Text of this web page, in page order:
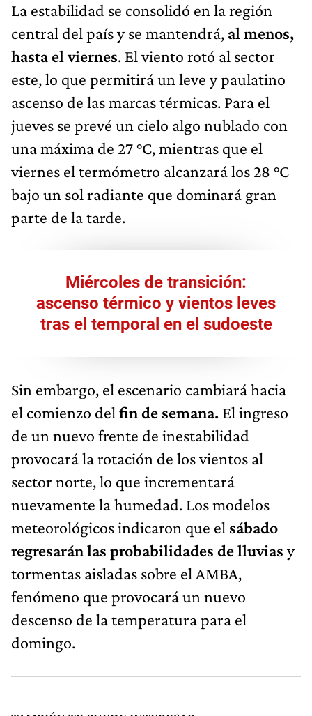
La estabilidad se consolidó en la región
central del país y se mantendrá, al menos,
hasta el viernes. El viento rotó al sector
este, lo que permitirá un leve y paulatino
ascenso de las marcas térmicas. Para el
jueves se prevé un cielo algo nublado con
una máxima de 27 °C, mientras que el
viernes el termómetro alcanzará los 28 °C
bajo un sol radiante que dominará gran
parte de la tarde.
Miércoles de transición:
ascenso térmico y vientos leves
tras el temporal en el sudoeste
Sin embargo, el escenario cambiará hacia
el comienzo del fin de semana. El ingreso
de un nuevo frente de inestabilidad
provocará la rotación de los vientos al
sector norte, lo que incrementará
nuevamente la humedad. Los modelos
meteorológicos indicaron que el sábado
regresarán las probabilidades de lluvias y
tormentas aisladas sobre el AMBA,
fenómeno que provocará un nuevo
descenso de la temperatura para el
domingo.